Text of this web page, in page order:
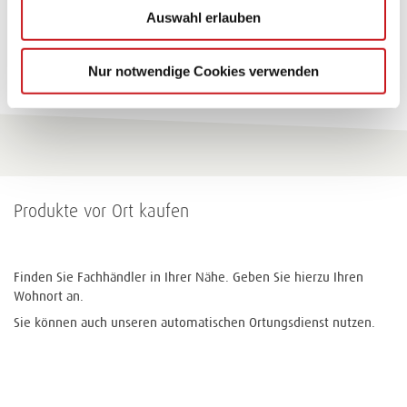
Auswahl erlauben
Nur notwendige Cookies verwenden
Zu allen Tipps
Produkte vor Ort kaufen
Finden Sie Fachhändler in Ihrer Nähe. Geben Sie hierzu Ihren
Wohnort an.
Sie können auch unseren automatischen Ortungsdienst nutzen.